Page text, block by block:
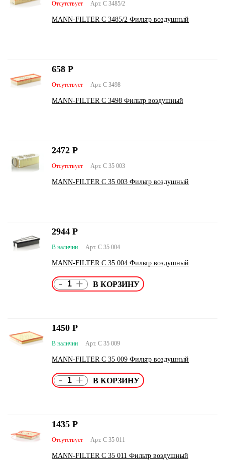
Арт. C 3485/2
Отсутствует
MANN-FILTER C 3485/2 Фильтр воздушный
Арт. C 3498
Отсутствует
MANN-FILTER C 3498 Фильтр воздушный
658 Р
Арт. C 35 003
Отсутствует
MANN-FILTER C 35 003 Фильтр воздушный
2472 Р
Арт. C 35 004
В наличии
MANN-FILTER C 35 004 Фильтр воздушный
2944 Р
- +
Арт. C 35 009
В наличии
MANN-FILTER C 35 009 Фильтр воздушный
1450 Р
- +
Арт. C 35 011
Отсутствует
MANN-FILTER C 35 011 Фильтр воздушный
1435 Р